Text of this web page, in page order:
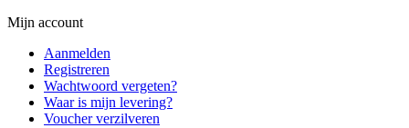
Mijn account
Aanmelden
Registreren
Wachtwoord vergeten?
Waar is mijn levering?
Voucher verzilveren